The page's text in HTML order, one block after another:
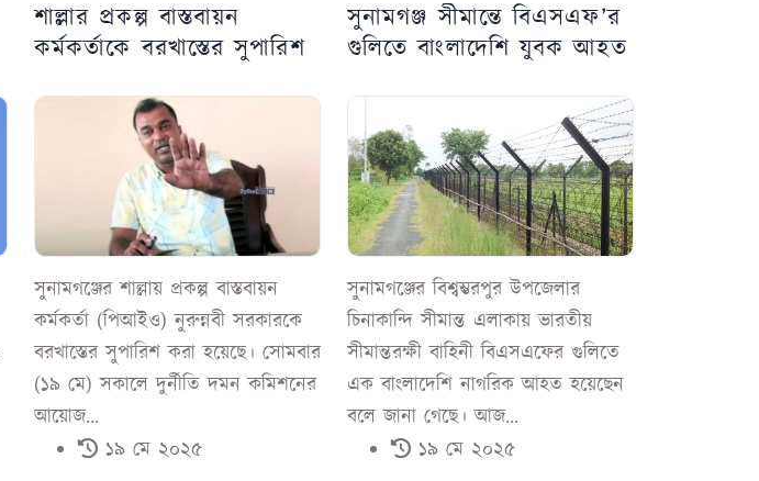
শাল্লার প্রকল্প বাস্তবায়ন
কর্মকর্তাকে বরখাস্তের সুপারিশ
সুনামগঞ্জের শাল্লায় প্রকল্প বাস্তবায়ন
কর্মকর্তা (পিআইও) নুরুন্নবী সরকারকে
বরখাস্তের সুপারিশ করা হয়েছে। সোমবার
(১৯ মে) সকালে দুর্নীতি দমন কমিশনের
আয়োজ...
১৯ মে ২০২৫
সুনামগঞ্জ সীমান্তে বিএসএফ’র
গুলিতে বাংলাদেশি যুবক আহত
সুনামগঞ্জের বিশ্বম্ভরপুর উপজেলার
চিনাকান্দি সীমান্ত এলাকায় ভারতীয়
সীমান্তরক্ষী বাহিনী বিএসএফের গুলিতে
এক বাংলাদেশি নাগরিক আহত হয়েছেন
বলে জানা গেছে। আজ...
১৯ মে ২০২৫